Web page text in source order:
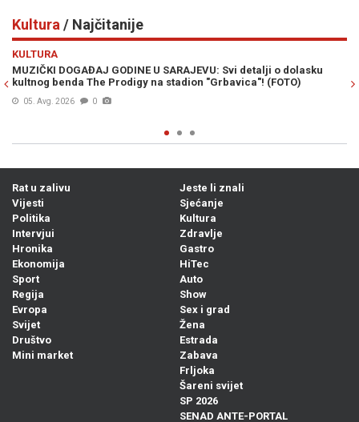
Kultura / Najčitanije
SARAJEVU: Svi detalji o dolasku
stadion "Grbavica"! (FOTO)
OPĆINA NOVI GRAD SARAJEVO
Bogat filmski program za sve
Rat u zalivu
Vijesti
Politika
Intervjui
Hronika
Ekonomija
Sport
Regija
Evropa
Svijet
Društvo
Mini market
Jeste li znali
Sjećanje
Kultura
Zdravlje
Gastro
HiTec
Auto
Show
Sex i grad
Žena
Estrada
Zabava
Frljoka
Šareni svijet
SP 2026
SENAD ANTE-PORTAL